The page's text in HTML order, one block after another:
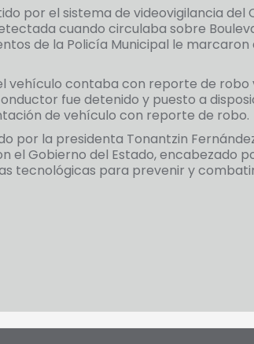
por el sistema de videovigilancia del
cuando circulaba sobre
de la Policía Municipal le marcaron
vehículo contaba con reporte de robo
fue detenido y puesto a
de vehículo con reporte de robo.
por la presidenta Tonantzin
Gobierno del Estado, encabezado
tecnológicas para prevenir y